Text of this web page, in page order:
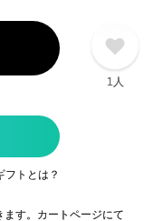
1人
フトとは？
す。カートページにて